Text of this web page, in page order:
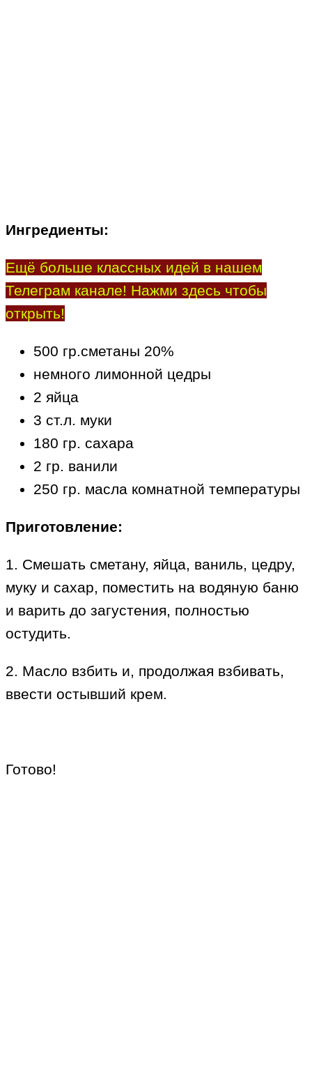
Ингредиенты:
Ещё больше классных идей в нашем
Телеграм канале! Нажми здесь чтобы
открыть!
500 гр.сметаны 20%
немного лимонной цедры
2 яйца
3 ст.л. муки
180 гр. сахара
2 гр. ванили
250 гр. масла комнатной температуры
Приготовление:
1. Смешать сметану, яйца, ваниль, цедру,
муку и сахар, поместить на водяную баню
и варить до загустения, полностью
остудить.
2. Масло взбить и, продолжая взбивать,
ввести остывший крем.
Готово!